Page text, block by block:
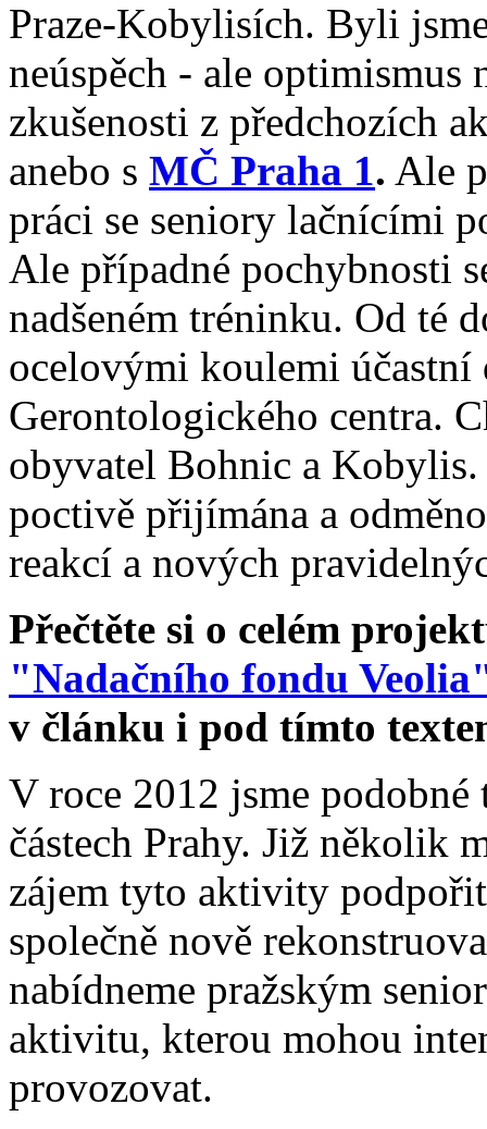
Praze-Kobylisích. Byli
neúspěch - ale
zkušenosti z předchozích
anebo s MČ Praha 1. Ale
práci se seniory lačnícími
Ale případné pochybnosti
nadšeném tréninku. Od té
ocelovými koulemi
Gerontologického centra.
obyvatel Bohnic a
poctivě přijímána a
reakcí a nových
Přečtěte si o celém
"Nadačního fondu
v článku i pod tímto
V roce 2012 jsme
částech Prahy. Již několik
zájem tyto aktivity
společně nově
nabídneme pražským
aktivitu, kterou mohou
provozovat.